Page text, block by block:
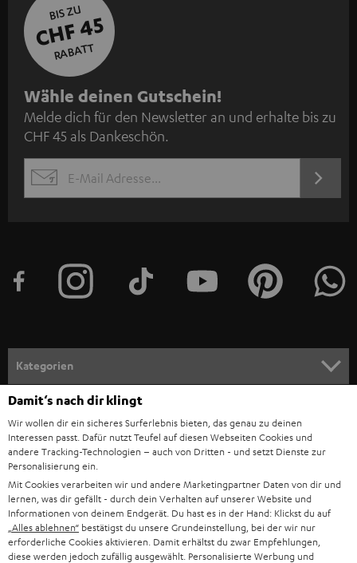
BIS ZU
CHF 45
RABATT
N
e
w
s
l
e
n
m
e
l
d
u
n
g
Wähle deinen Gutschein!
Melde dich für den Newsletter an und erhalte bis zu
CHF 45 als Dankeschön.
EMAIL
JETZT
Kategorien
HEIMKINO
HEIMKINO-KOMPLETTANLAGEN
SOUNDBARS
STEREO
SMART HOME
Unternehmen
SUPPORT
KARRIERE
PRESSE & MARKETING
GESCHÄFTSKUNDEN
Teufel Onlineshops
DEUTSCHLAND
ÖSTERREICH
Damit‘s nach dir klingt
Wir wollen dir ein sicheres Surferlebnis bieten, das genau zu deinen
Interessen passt. Dafür nutzt Teufel auf diesen Webseiten Cookies und
andere Tracking-Technologien – auch von Dritten - und setzt Dienste zur
Personalisierung ein.
Mit Cookies verarbeiten wir und andere Marketingpartner Daten von dir und
lernen, was dir gefällt - durch dein Verhalten auf unserer Website und
Informationen von deinem Endgerät. Du hast es in der Hand: Klickst du auf
„Alles ablehnen“ bestätigst du unsere Grundeinstellung, bei der wir nur
erforderliche Cookies aktivieren. Damit erhältst du zwar Empfehlungen,
diese werden jedoch zufällig ausgewählt. Personalisierte Werbung und